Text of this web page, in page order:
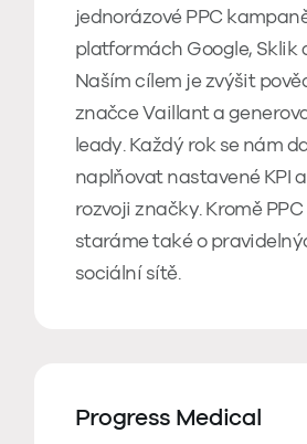
jednorázové PPC
platformách Google, Sklik
Naším cílem je zvýšit
značce Vaillant a
leady. Každý rok se nám
naplňovat nastavené KPI
rozvoji značky. Kromě
staráme také o
sociální sítě.
Progress Medical